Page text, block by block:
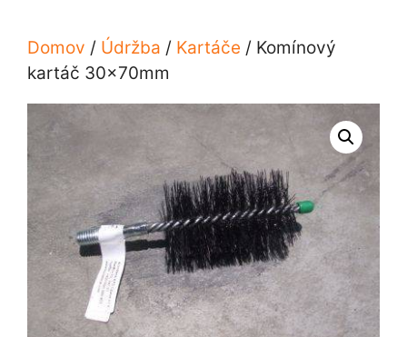
Domov / Údržba / Kartáče / Komínový
kartáč 30x70mm